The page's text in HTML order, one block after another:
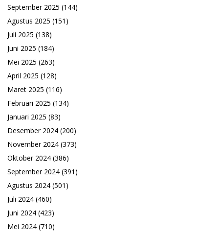
September 2025 (144)
Agustus 2025 (151)
Juli 2025 (138)
Juni 2025 (184)
Mei 2025 (263)
April 2025 (128)
Maret 2025 (116)
Februari 2025 (134)
Januari 2025 (83)
Desember 2024 (200)
November 2024 (373)
Oktober 2024 (386)
September 2024 (391)
Agustus 2024 (501)
Juli 2024 (460)
Juni 2024 (423)
Mei 2024 (710)